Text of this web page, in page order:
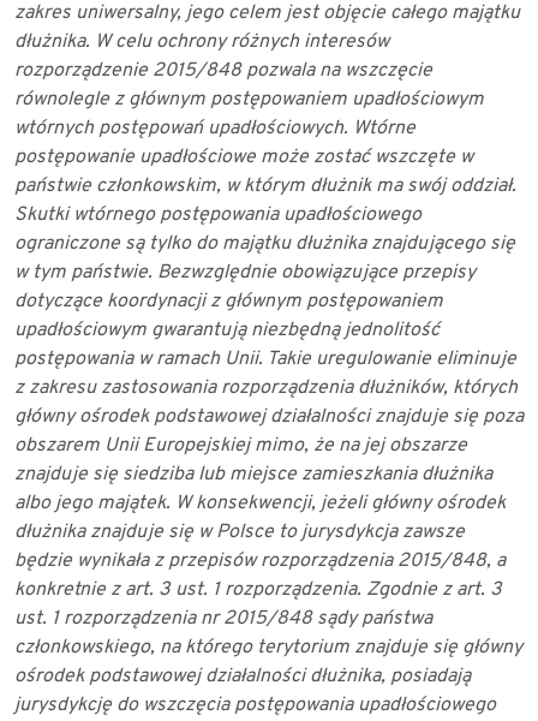
zakres uniwersalny, jego celem jest objęcie całego majątku
dłużnika. W celu ochrony różnych interesów
rozporządzenie 2015/848 pozwala na wszczęcie
równolegle z głównym postępowaniem upadłościowym
wtórnych postępowań upadłościowych. Wtórne
postępowanie upadłościowe może zostać wszczęte w
państwie członkowskim, w którym dłużnik ma swój oddział.
Skutki wtórnego postępowania upadłościowego
ograniczone są tylko do majątku dłużnika znajdującego się
w tym państwie. Bezwzględnie obowiązujące przepisy
dotyczące koordynacji z głównym postępowaniem
upadłościowym gwarantują niezbędną jednolitość
postępowania w ramach Unii. Takie uregulowanie eliminuje
z zakresu zastosowania rozporządzenia dłużników, których
główny ośrodek podstawowejdziałalności znajduje się poza
obszarem Unii Europejskiej mimo, że na jej obszarze
znajduje się siedziba lub miejsce zamieszkania dłużnika
albo jego majątek. Wkonsekwencji, jeżeli główny ośrodek
dłużnika znajduje się w Polsce to jurysdykcja zawsze
będzie wynikała z przepisów rozporządzenia 2015/848, a
konkretnie z art. 3 ust. 1 rozporządzenia. Zgodnie z art. 3
ust. 1 rozporządzenia nr 2015/848 sądy państwa
członkowskiego, na którego terytorium znajduje się główny
ośrodek podstawowejdziałalności dłużnika, posiadają
jurysdykcję do wszczęcia postępowania upadłościowego